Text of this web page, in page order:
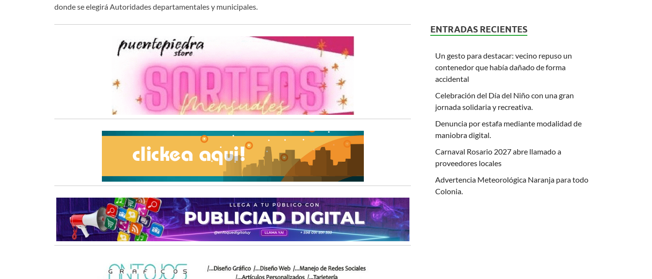
donde se elegirá Autoridades departamentales y municipales.
ENTRADAS RECIENTES
Un gesto para destacar: vecino repuso un
contenedor que había dañado de forma
accidental
Celebración del Día del Niño con una gran
jornada solidaria y recreativa.
Denuncia por estafa mediante modalidad de
maniobra digital.
Carnaval Rosario 2027 abre llamado a
proveedores locales
Advertencia Meteorológica Naranja para todo
Colonia.